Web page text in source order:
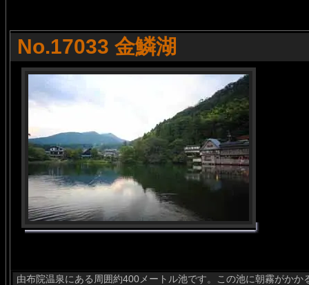
No.17033 金鱗湖
由布院温泉にある周囲約400メートル池です。この池に朝霧がか